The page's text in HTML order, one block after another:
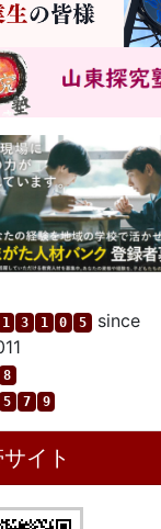
1 3 1 0 5 since
8
5 7 9
イト